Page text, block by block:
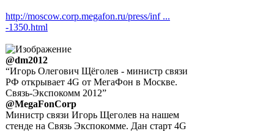
http://moscow.corp.megafon.ru/press/inf ...
-1350.html
@dm2012
“Игорь Олегович Щёголев - министр связи
РФ открывает 4G от МегаФон в Москве.
Связь-Экспокомм 2012”
@MegaFonCorp
Министр связи Игорь Щеголев на нашем
стенде на Связь Экспокомме. Дан старт 4G